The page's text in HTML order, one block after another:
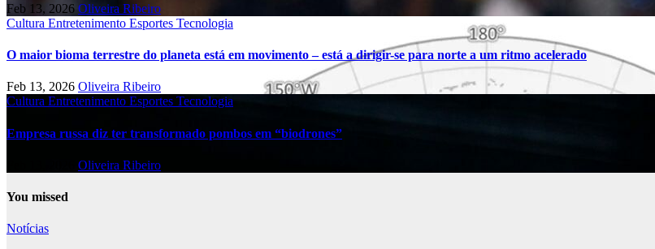
Feb 13, 2026 Oliveira Ribeiro
Cultura Entretenimento Esportes Tecnologia
O maior bioma terrestre do planeta está em movimento – está a dirigir-se para norte a um ritmo acelerado
Feb 13, 2026 Oliveira Ribeiro
Cultura Entretenimento Esportes Tecnologia
Empresa russa diz ter transformado pombos em “biodrones”
Oliveira Ribeiro
You missed
Notícias